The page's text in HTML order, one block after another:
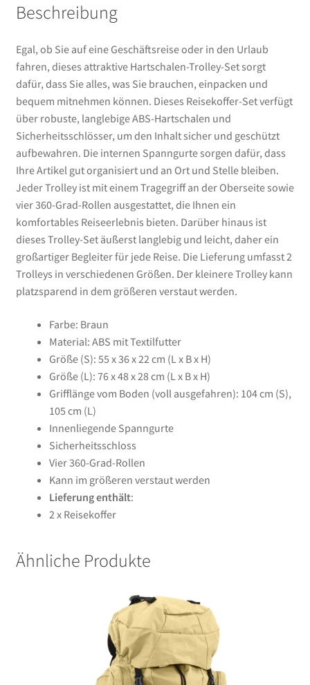
Beschreibung
Egal, ob Sie auf eine Geschäftsreise oder in den Urlaub
fahren, dieses attraktive Hartschalen-Trolley-Set sorgt
dafür, dass Sie alles, was Sie brauchen, einpacken und
bequem mitnehmen können. Dieses Reisekoffer-Set verfügt
über robuste, langlebige ABS-Hartschalen und
Sicherheitsschlösser, um den Inhalt sicher und geschützt
aufbewahren. Die internen Spanngurte sorgen dafür, dass
Ihre Artikel gut organisiert und an Ort und Stelle bleiben.
Jeder Trolley ist mit einem Tragegriff an der Oberseite sowie
vier 360-Grad-Rollen ausgestattet, die Ihnen ein
komfortables Reiseerlebnis bieten. Darüber hinaus ist
dieses Trolley-Set äußerst langlebig und leicht, daher ein
großartiger Begleiter für jede Reise. Die Lieferung umfasst 2
Trolleys in verschiedenen Größen. Der kleinere Trolley kann
platzsparend in dem größeren verstaut werden.
Farbe: Braun
Material: ABS mit Textilfutter
Größe (S): 55 x 36 x 22 cm (L x B x H)
Größe (L): 76 x 48 x 28 cm (L x B x H)
Grifflänge vom Boden (voll ausgefahren): 104 cm (S),
105 cm (L)
Innenliegende Spanngurte
Sicherheitsschloss
Vier 360-Grad-Rollen
Kann im größeren verstaut werden
Lieferung enthält:
2 x Reisekoffer
Ähnliche Produkte